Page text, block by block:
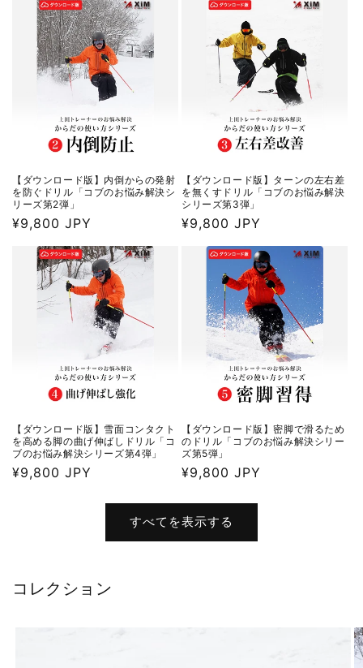
価
格
【ダウンロード版】内倒からの発射
を防ぐドリル「コブのお悩み解決シ
リーズ第2弾」
通
¥9,800 JPY
【ダウンロード版】ターンの左右差
を無くすドリル「コブのお悩み解決
シリーズ第3弾」
通
¥9,800 JPY
【ダウンロード版】雪面コンタクト
を高める脚の曲げ伸ばしドリル「コ
ブのお悩み解決シリーズ第4弾」
通
¥9,800 JPY
【ダウンロード版】密脚で滑るため
のドリル「コブのお悩み解決シリー
ズ第5弾」
通
価
格
¥9,800 JPY
すべてを表示する
コレクション